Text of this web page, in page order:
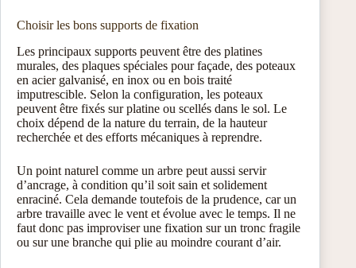
Choisir les bons supports de fixation
Les principaux supports peuvent être des platines
murales, des plaques spéciales pour façade, des poteaux
en acier galvanisé, en inox ou en bois traité
imputrescible. Selon la configuration, les poteaux
peuvent être fixés sur platine ou scellés dans le sol. Le
choix dépend de la nature du terrain, de la hauteur
recherchée et des efforts mécaniques à reprendre.
Un point naturel comme un arbre peut aussi servir
d’ancrage, à condition qu’il soit sain et solidement
enraciné. Cela demande toutefois de la prudence, car un
arbre travaille avec le vent et évolue avec le temps. Il ne
faut donc pas improviser une fixation sur un tronc fragile
ou sur une branche qui plie au moindre courant d’air.